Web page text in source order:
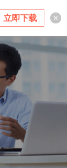
立即下载